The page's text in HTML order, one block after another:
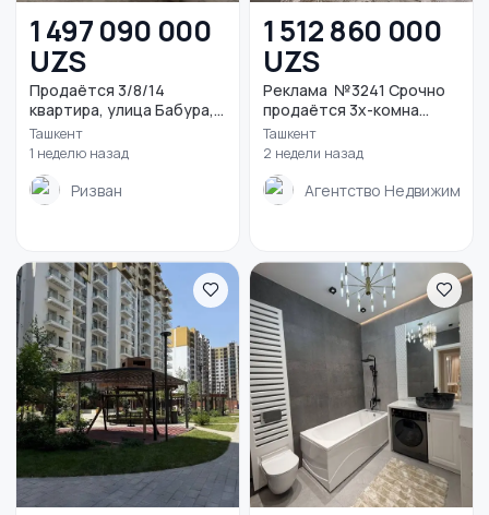
1 497 090 000
UZS
Продаётся 3/8/14
квартира, улица Бабура,...
Ташкент
1 неделю назад
Ризван
1 512 860 000
UZS
Реклама №3241 Срочно
продаётся 3х-комна...
Ташкент
2 недели назад
Агентство